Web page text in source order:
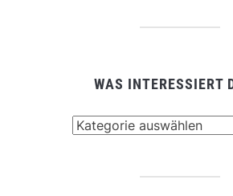
WAS INTERESSIERT